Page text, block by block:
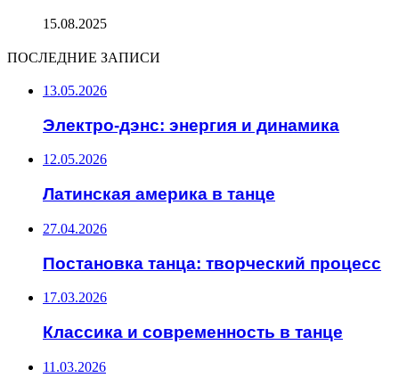
15.08.2025
ПОСЛЕДНИЕ ЗАПИСИ
13.05.2026
Электро-дэнс: энергия и динамика
12.05.2026
Латинская америка в танце
27.04.2026
Постановка танца: творческий процесс
17.03.2026
Классика и современность в танце
11.03.2026